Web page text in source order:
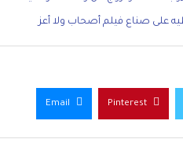
على صناع فيلم أصحاب ولا أعز
Pinterest
Email